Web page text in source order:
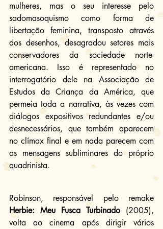
mulheres, mas o seu interesse pelo
sadomasoquismo como forma de
libertação feminina, transposto através
dos desenhos, desagradou setores mais
conservadores da sociedade norte-
americana. Isso é representado no
interrogatório dele na Associação de
Estudos da Criança da América, que
permeia toda a narrativa, às vezes com
diálogos expositivos redundantes e/ou
desnecessários, que também aparecem
no clímax final e em nada parecem com
as mensagens subliminares do próprio
quadrinista.
Herbie: Meu Fusca Turbinado (2005),
volta ao cinema após dirigir vários